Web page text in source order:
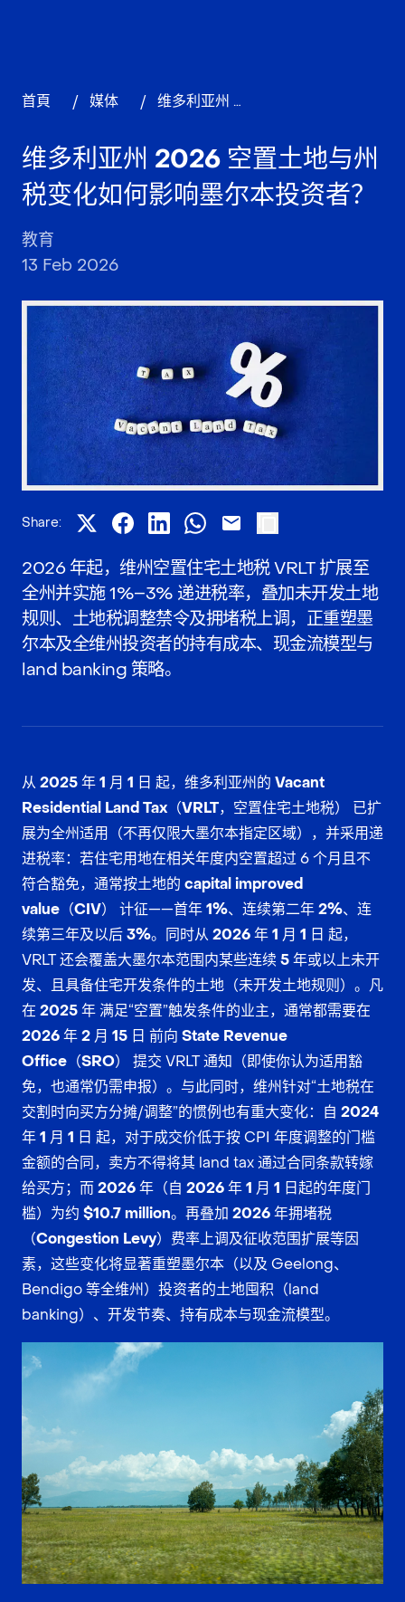
首頁 / 媒体 / 维多利亚州 2026 空置土地与州税变化如何影响墨尔本投资者？
维多利亚州 2026 空置土地与州
税变化如何影响墨尔本投资者？
教育
13 Feb 2026
Share:
2026 年起，维州空置住宅土地税 VRLT 扩展至
全州并实施 1%–3% 递进税率，叠加未开发土地
规则、土地税调整禁令及拥堵税上调，正重塑墨
尔本及全维州投资者的持有成本、现金流模型与
land banking 策略。
从 2025 年 1 月 1 日 起，维多利亚州的 Vacant
Residential Land Tax（VRLT，空置住宅土地税）
已扩
展为全州适用
（不再仅限大墨尔本指定区域），并采用递
进税率：若住宅用地在相关年度内空置超过 6 个月且不
符合豁免，通常按土地的 capital improved
value（CIV）
计征——首年 1%、连续第二年2%、连
续第三年及以后3%。同时从 2026 年 1 月 1 日 起，
VRLT 还会覆盖大墨尔本范围内某些连续 5 年或以上未开
发、且具备住宅开发条件的土地（未开发土地规则）。凡
在 2025 年 满足“空置”触发条件的业主，通常都需要在
2026 年 2 月 15 日 前向 State Revenue
Office（SRO）
提交 VRLT 通知（即使你认为适用豁
免，也通常仍需申报）。与此同时，维州针对“土地税在
交割时向买方分摊/调整”的惯例也有重大变化：自 2024
年 1 月 1 日 起，对于成交价低于按 CPI 年度调整的门槛
金额的合同，卖方不得将其 land tax 通过合同条款转嫁
给买方；而2026 年（自 2026 年 1 月 1 日起的年度门
槛）为约 $10.7 million。再叠加 2026 年拥堵税
（Congestion Levy）费率上调及征收范围扩展等因
素，这些变化将显著重塑墨尔本（以及 Geelong、
Bendigo 等全维州）投资者的土地囤积（land
banking）、开发节奏、持有成本与现金流模型。